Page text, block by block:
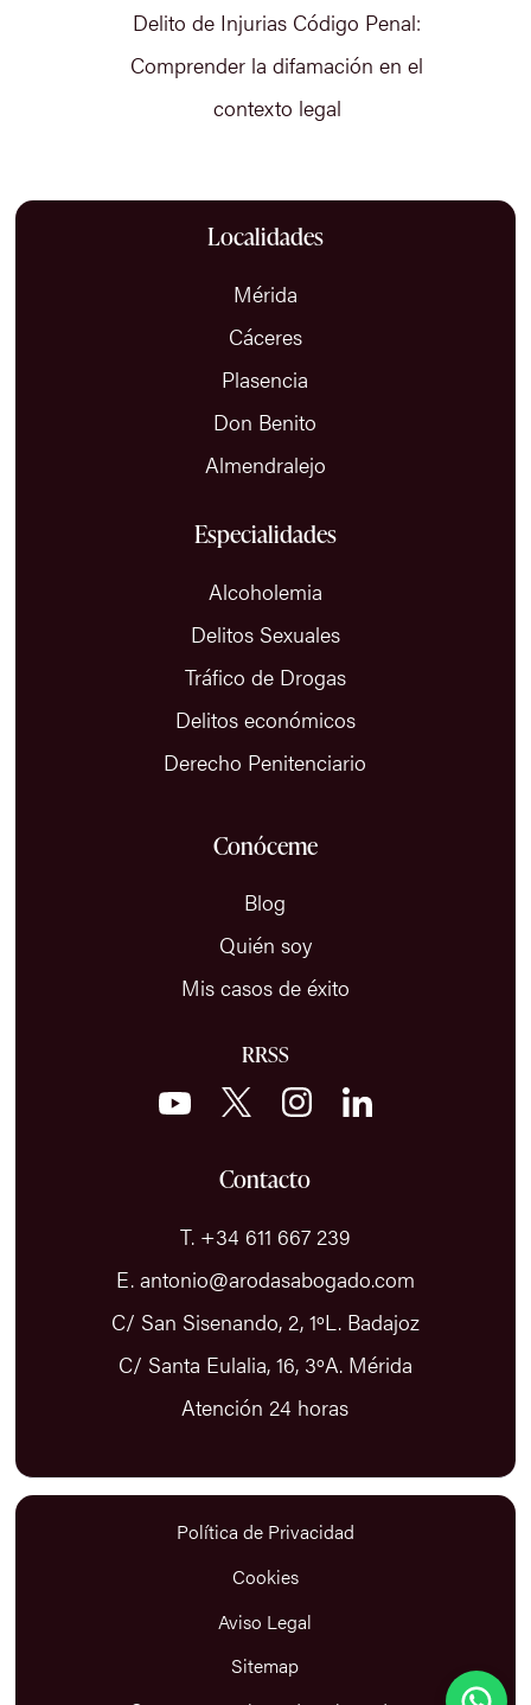
Delito de Injurias Código Penal:
Comprender la difamación en el
contexto legal
Localidades
Mérida
Cáceres
Plasencia
Don Benito
Almendralejo
Especialidades
Alcoholemia
Delitos Sexuales
Tráfico de Drogas
Delitos económicos
Derecho Penitenciario
Conóceme
Blog
Quién soy
Mis casos de éxito
RRSS
Contacto
T. +34 611 667 239
E. antonio@arodasabogado.com
C/ San Sisenando, 2, 1ºL. Badajoz
C/ Santa Eulalia, 16, 3ºA. Mérida
Atención 24 horas
Política de Privacidad
Cookies
Aviso Legal
Sitemap
Antonio Rodas Abogado